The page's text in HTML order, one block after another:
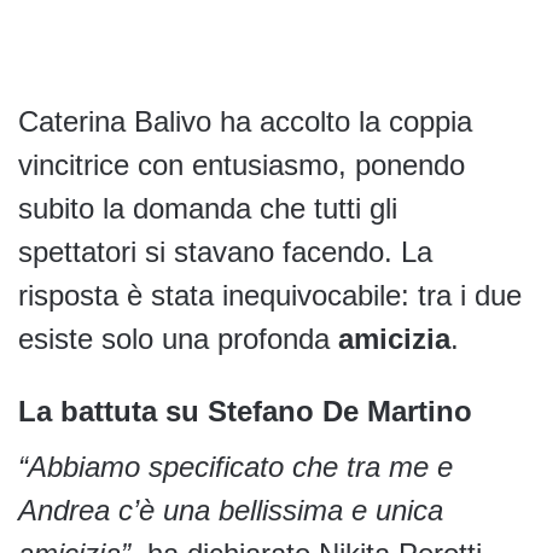
Caterina Balivo ha accolto la coppia
vincitrice con entusiasmo, ponendo
subito la domanda che tutti gli
spettatori si stavano facendo. La
risposta è stata inequivocabile: tra i due
esiste solo una profonda amicizia.
La battuta su Stefano De Martino
“Abbiamo specificato che tra me e
Andrea c’è una bellissima e unica